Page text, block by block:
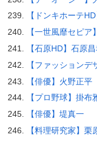
【ドンキホーテ
【一世風靡セピア
【石原HD】石原
【ファッション
【俳優】火野正平
【プロ野球】掛布
【俳優】堤真一
【料理研究家】栗